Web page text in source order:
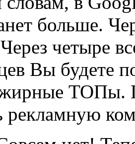
больше.
четыре
Вы будете
ТОПы.
рекламную